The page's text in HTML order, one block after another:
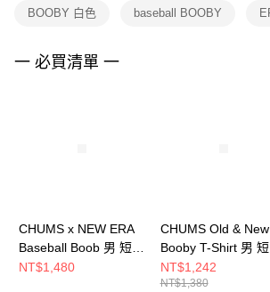
權轉讓予恩沛科技股份有限公司。
３．未成年的使用者請事先徵得法定代理人或監護人
「AFTEE先享後付」，若未經同意申辦者引起之損
BOOBY 白色 baseball BOOBY
一 必買清單 一
CHUMS x NEW ERA
Baseball Boob 男 短袖
上衣 黑色
NT$1,480
CHUMS Old & New
Booby T-Shirt 男 短
上衣 白色
CH012738W001
NT$1,242
NT$1,380